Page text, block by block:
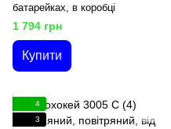
батарейках, в коробці
1 794 грн
Купити
4
3